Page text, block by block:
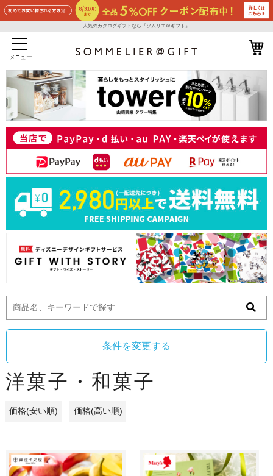
人気のカタログギフトなら『ソムリエ＠ギフト』
メニュー
条件を変更する
洋菓子・和菓子
価格(安い順) 価格(高い順)